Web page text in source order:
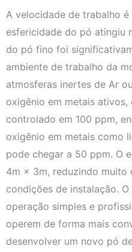
A velocidade de trabalho é
esfericidade do pó atingiu
do pó fino foi
ambiente de trabalho da
atmosferas inertes de Ar
oxigênio em metais
controlado em 100 ppm,
oxigênio em metais como
pode chegar a 50 ppm. O
4m × 3m, reduzindo muito
condições de instalação.
operação simples e
operem de forma mais
desenvolver um novo pó